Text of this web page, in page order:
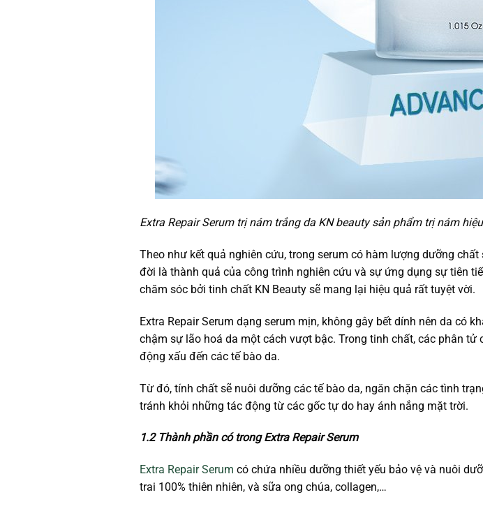
Extra Repair Serum trị nám trắng da KN beauty sản phẩm trị nám
Theo như kết quả nghiên cứu, trong serum có hàm lượng dưỡng
đời là thành quả của công trình nghiên cứu và sự ứng dụng sự tiên
chăm sóc bởi tinh chất KN Beauty sẽ mang lại hiệu quả rất tuyệt vời.
Extra Repair Serum dạng serum mịn, không gây bết dính nên da có
chậm sự lão hoá da một cách vượt bậc. Trong tinh chất, các phân
động xấu đến các tế bào da.
Từ đó, tính chất sẽ nuôi dưỡng các tế bào da, ngăn chặn các tình
tránh khỏi những tác động từ các gốc tự do hay ánh nắng mặt trời.
1.2 Thành phần có trong Extra Repair Serum
Extra Repair Serum có chứa nhiều dưỡng thiết yếu bảo vệ và nuôi
trai 100% thiên nhiên, và sữa ong chúa, collagen,…